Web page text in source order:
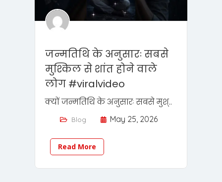
जन्मतिथि के अनुसारः सबसे
मुश्किल से शांत होने वाले
लोग #viralvideo
क्यों जन्मतिथि के अनुसारः सबसे मुश्..
Blog May 25, 2026
Read More